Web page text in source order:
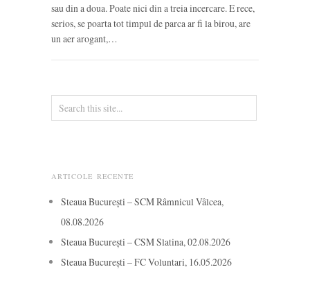
sau din a doua. Poate nici din a treia incercare. E rece,
serios, se poarta tot timpul de parca ar fi la birou, are
un aer arogant,…
ARTICOLE RECENTE
Steaua București – SCM Râmnicul Vâlcea,
08.08.2026
Steaua București – CSM Slatina, 02.08.2026
Steaua București – FC Voluntari, 16.05.2026